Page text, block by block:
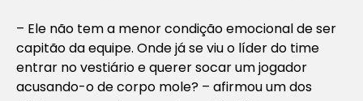
– Ele não tem a menor condição emocional de ser
capitão da equipe. Onde já se viu o líder do time
entrar no vestiário e querer socar um jogador
acusando-o de corpo mole? – afirmou um dos